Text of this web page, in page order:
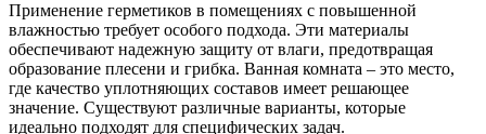
Применение герметиков в помещениях с повышенной
влажностью требует особого подхода. Эти материалы
обеспечивают надежную защиту от влаги, предотвращая
образование плесени и грибка. Ванная комната – это место,
где качество уплотняющих составов имеет решающее
значение. Существуют различные варианты, которые
идеально подходят для специфических задач.